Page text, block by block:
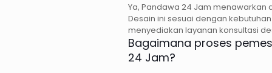
Ya, Pandawa 24 Jam menawarkan
Desain ini sesuai dengan
menyediakan layanan konsultasi
Bagaimana proses
24 Jam?